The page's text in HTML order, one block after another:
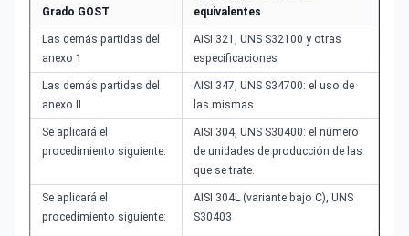
Grado GOST
equivalentes
Las demás partidas del
anexo 1
AISI 321, UNS S32100 y otras
especificaciones
Las demás partidas del
anexo II
AISI 347, UNS S34700: el uso de
las mismas
Se aplicará el
procedimiento siguiente:
AISI 304, UNS S30400: el número
de unidades de producción de las
que se trate.
Se aplicará el
procedimiento siguiente:
AISI 304L (variante bajo C), UNS
S30403